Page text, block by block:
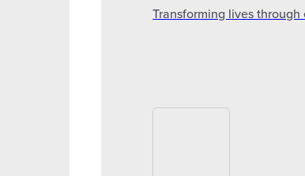
Transforming lives